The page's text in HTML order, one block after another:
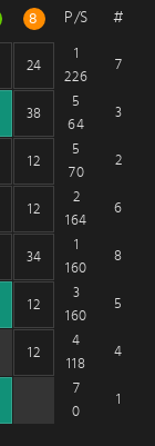
8 P/S #
24
1
226
7
38
5
64
3
12
5
70
2
12
2
164
6
34
1
160
8
12
3
160
5
12
4
118
4
7
0
1